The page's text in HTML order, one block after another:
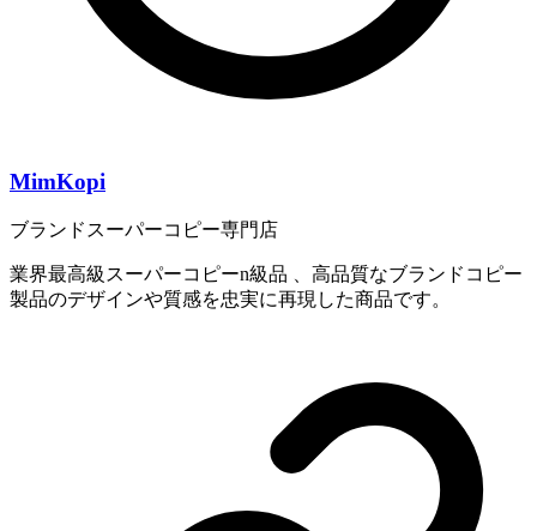
MimKopi
ブランドスーパーコピー専門店
業界最高級スーパーコピーn級品 、高品質なブランドコピー
製品のデザインや質感を忠実に再現した商品です。